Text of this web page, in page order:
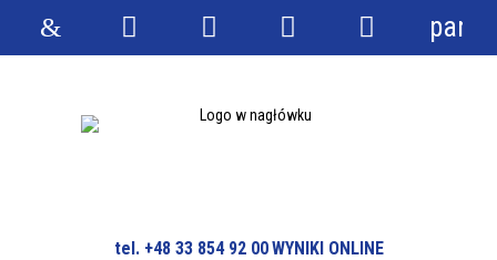
tel. +48 33 854 92 00WYNIKI ONLINE
StronaWyszukiwarka
Narzędzia
Menu Menu
panel